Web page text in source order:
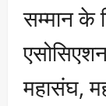
सम्मान के
महासंघ,